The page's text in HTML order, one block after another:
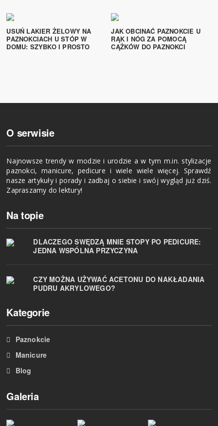
USUŃ LAKIER ŻELOWY NA
PAZNOKCIACH U STÓP W
DOMU: SZYBKO I PROSTO
JAK OBCINAĆ PAZNOKCIE U
RĄK I NÓG ZA POMOCĄ
CĄŻKÓW DO PAZNOKCI
O serwisie
Najnowsze trendy w modzie i urodzie a w tym m.in. stylizacje
paznokci, manicure, pedicure i wiele wiele więcej. Sprawdź
nasze artykuły i porady i zadbaj o siebie i swój wygląd już dziś.
Zapraszamy do lektury!
Na topie
DLACZEGO SWĘDZĄ MNIE STOPY PO PEDICURE:
JEDNA WSPÓLNA PRZYCZYNA
CZY MOŻNA UŻYWAĆ ACETONU DO NAKŁADANIA
PUDRU AKRYLOWEGO?
Kategorie
Paznokcie
Manicure
Blog
Galeria